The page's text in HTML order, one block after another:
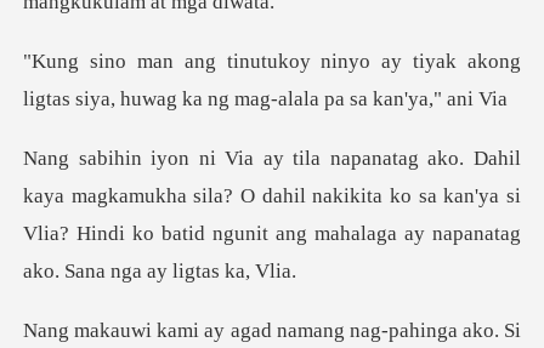
ay tiyak akong
ligtas siya, huwag k
ukha sila? O dahil nakikita ko sa kan'ya si
Vlia? Hindi ko batid